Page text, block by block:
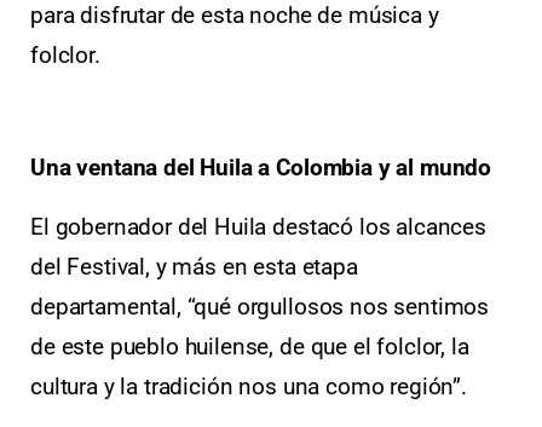
para disfrutar de esta noche de música y
folclor.
Una ventana del Huila a Colombia y al mundo
El gobernador del Huila destacó los alcances
del Festival, y más en esta etapa
departamental, “qué orgullosos nos sentimos
de este pueblo huilense, de que el folclor, la
cultura y la tradición nos una como región”.